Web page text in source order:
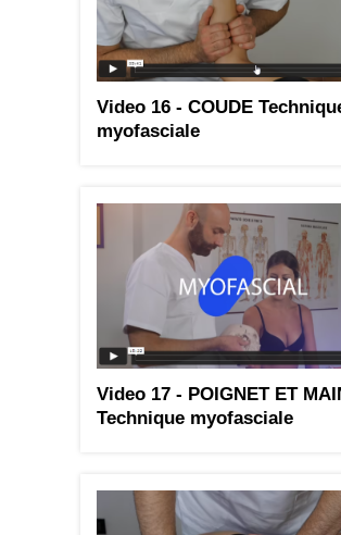
Video 16 - COUDE
myofasciale
Video 17 - POIGNET ET
Technique myofasciale